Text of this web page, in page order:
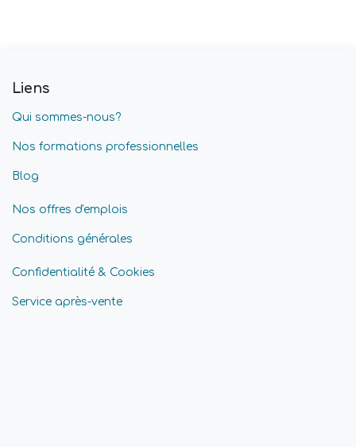
Liens
Qui sommes-nous?
Nos formations professionnelles
Blog
Nos offres d'emplois
Conditions générales
Confidentialité & Cookies
Service après-vente